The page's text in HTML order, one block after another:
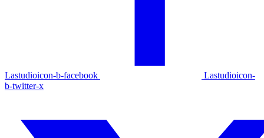
Lastudioicon-b-facebook
Lastudioicon-
b-twitter-x